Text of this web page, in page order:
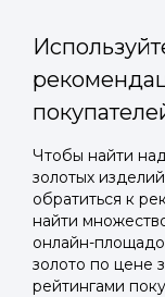
Мы
номер
Отправьте
увидят её и
Отправьте
увидят её и
Чтобы найти
золотых
обратиться к
найти
онлайн-
золото по цене
рейтингами